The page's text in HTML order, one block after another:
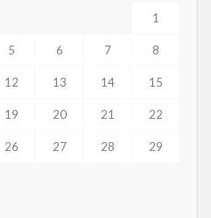
1
5 6 7 8
12 13 14 15
19 20 21 22
26 27 28 29